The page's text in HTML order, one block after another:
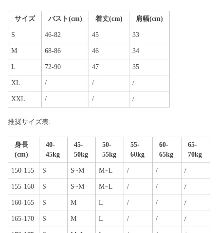
サイズ バスト(cm) 着丈(cm) 肩幅(cm)
S 46-82 45 33
M 68-86 46 34
L 72-90 47 35
XL / / /
XXL / / /
推奨サイズ表:
身長
(cm)
40-
45kg
45-
50kg
50-
55kg
55-
60kg
60-
65kg
65-
70kg
150-155 S S~M M~L / / /
155-160 S S~M M~L / / /
160-165 S M L / / /
165-170 S M L / / /